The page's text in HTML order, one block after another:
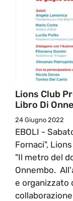
Lions Club
Libro Di
24 Giugno 2022
EBOLI -
Fornaci",
"Il metro del
Onnembo.
e organizzato